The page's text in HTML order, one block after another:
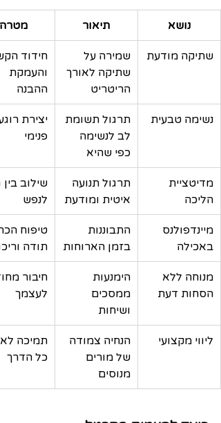
נושא תיאור
שתיקה מודעת
שמירה על
שתיקה לאורך
הריטריט
חידוד
והעמקת
ההבנה
נשימה טבעית
תרגול תשומת
לב לנשימה
כפי שהיא
יצירת
פנימי
מדיטציית
הליכה
תרגול תנועה
איטית ומודעת
שילוב
לנפש
מיינדפולנס
באכילה
התבוננות
בזמן הארוחות
טיפוח
תודה
מנוחה ללא
הסחות דעת
הימנעות
ממסכים
ושיחות
חיבור
לעצמך
ליווי מקצועי
הנחיה צמודה
של מורים
מנוסים
תמיכה
כל הדרך